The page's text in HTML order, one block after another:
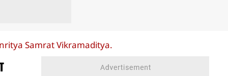
Samrat Vikramaditya.